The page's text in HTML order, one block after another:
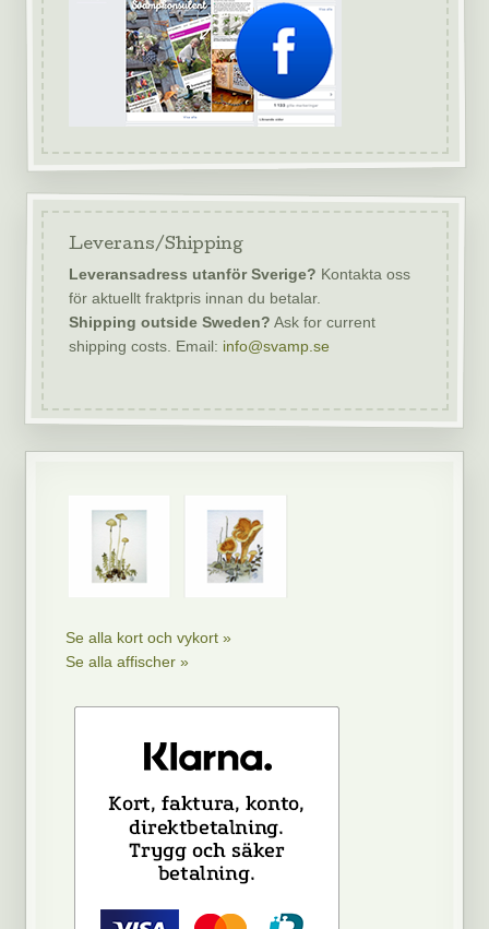
Leverans/Shipping
Leveransadress utanför Sverige? Kontakta oss
för aktuellt fraktpris innan du betalar.
Shipping outside Sweden? Ask for current
shipping costs. Email: info@svamp.se
Se alla kort och vykort »
Se alla affischer »